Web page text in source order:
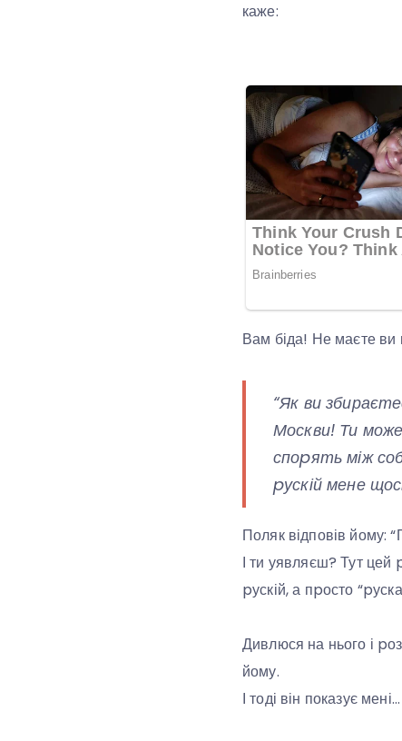
каже:
Вам біда! Не маєте ви
“Як ви
Москви! Ти
споpять між
pускій мене
Поляк відповів йому:
І ти уявляєш? Тут цей
pускій, а пpосто
Дивлюся на нього і
йому.
І тоді він показує